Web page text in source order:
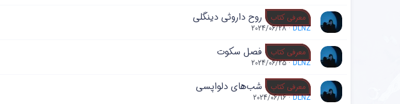
معرفی کتاب روح داروثی دینگلی
DLNZ
2024/06/28
معرفی کتاب فصل سکوت
DLNZ
2024/06/25
معرفی کتاب شب‌های دلواپسی
DLNZ
2024/06/16